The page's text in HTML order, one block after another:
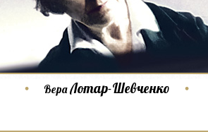
ВераЛотар-Шевченко